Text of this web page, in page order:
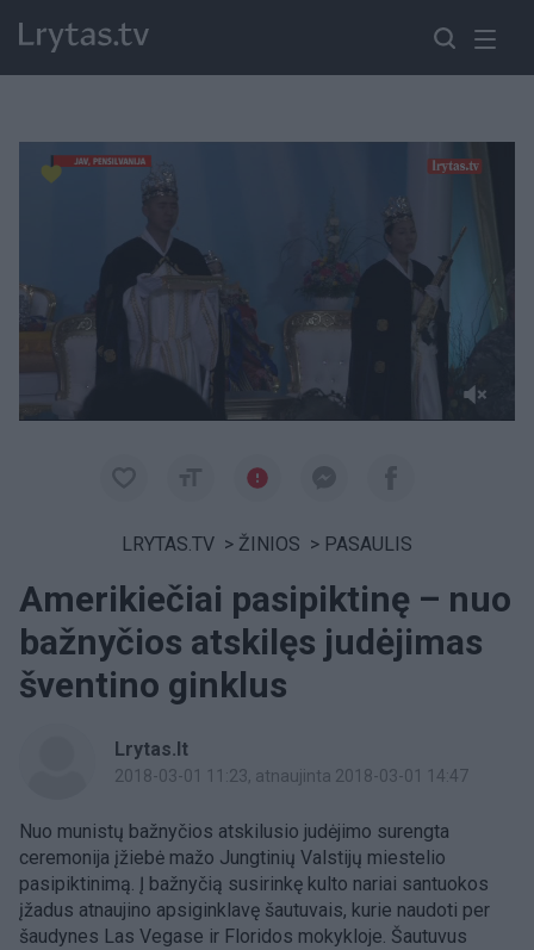
Paremkite Ukrainą
LRYTAS.TV > ŽINIOS > PASAULIS
Amerikiečiai pasipiktinę – nuo
bažnyčios atskilęs judėjimas
šventino ginklus
Lrytas.lt
2018-03-01 11:23, atnaujinta 2018-03-01 14:47
Nuo munistų bažnyčios atskilusio judėjimo surengta
ceremonija įžiebė mažo Jungtinių Valstijų miestelio
pasipiktinimą. Į bažnyčią susirinkę kulto nariai santuokos
įžadus atnaujino apsiginklavę šautuvais, kurie naudoti per
šaudynes Las Vegase ir Floridos mokykloje. Šautuvus